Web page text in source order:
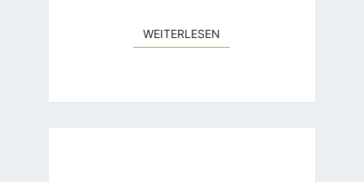
WEITERLESEN